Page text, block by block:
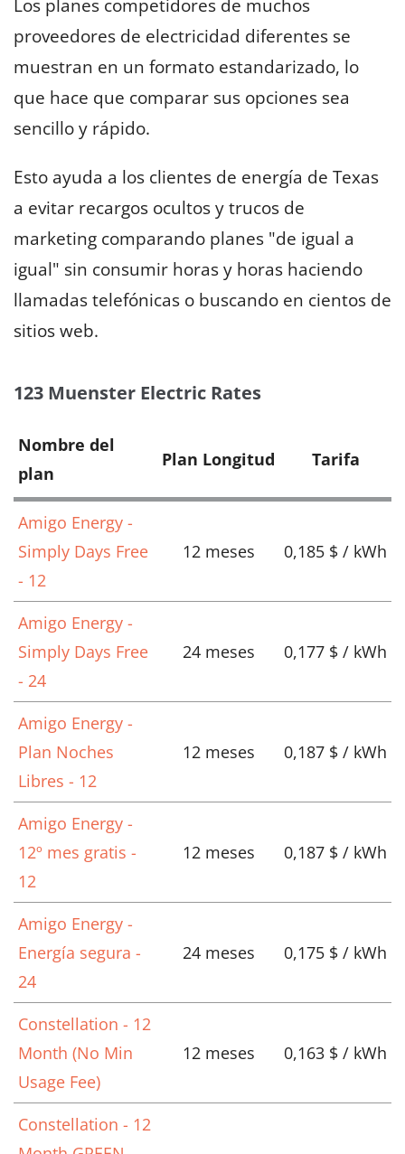
Los planes competidores de muchos
proveedores de electricidad diferentes se
muestran en un formato estandarizado, lo
que hace que comparar sus opciones sea
sencillo y rápido.
Esto ayuda a los clientes de energía de Texas
a evitar recargos ocultos y trucos de
marketing comparando planes "de igual a
igual" sin consumir horas y horas haciendo
llamadas telefónicas o buscando en cientos de
sitios web.
123 Muenster Electric Rates
Nombre del
plan
Plan Longitud Tarifa
Amigo Energy -
Simply Days Free
- 12
12 meses 0,185 $ / kWh
Amigo Energy -
Simply Days Free
- 24
24 meses 0,177 $ / kWh
Amigo Energy -
Plan Noches
Libres - 12
12 meses 0,187 $ / kWh
Amigo Energy -
12º mes gratis -
12
12 meses 0,187 $ / kWh
Amigo Energy -
Energía segura -
24
24 meses 0,175 $ / kWh
Constellation - 12
Month (No Min
Usage Fee)
12 meses 0,163 $ / kWh
Constellation - 12